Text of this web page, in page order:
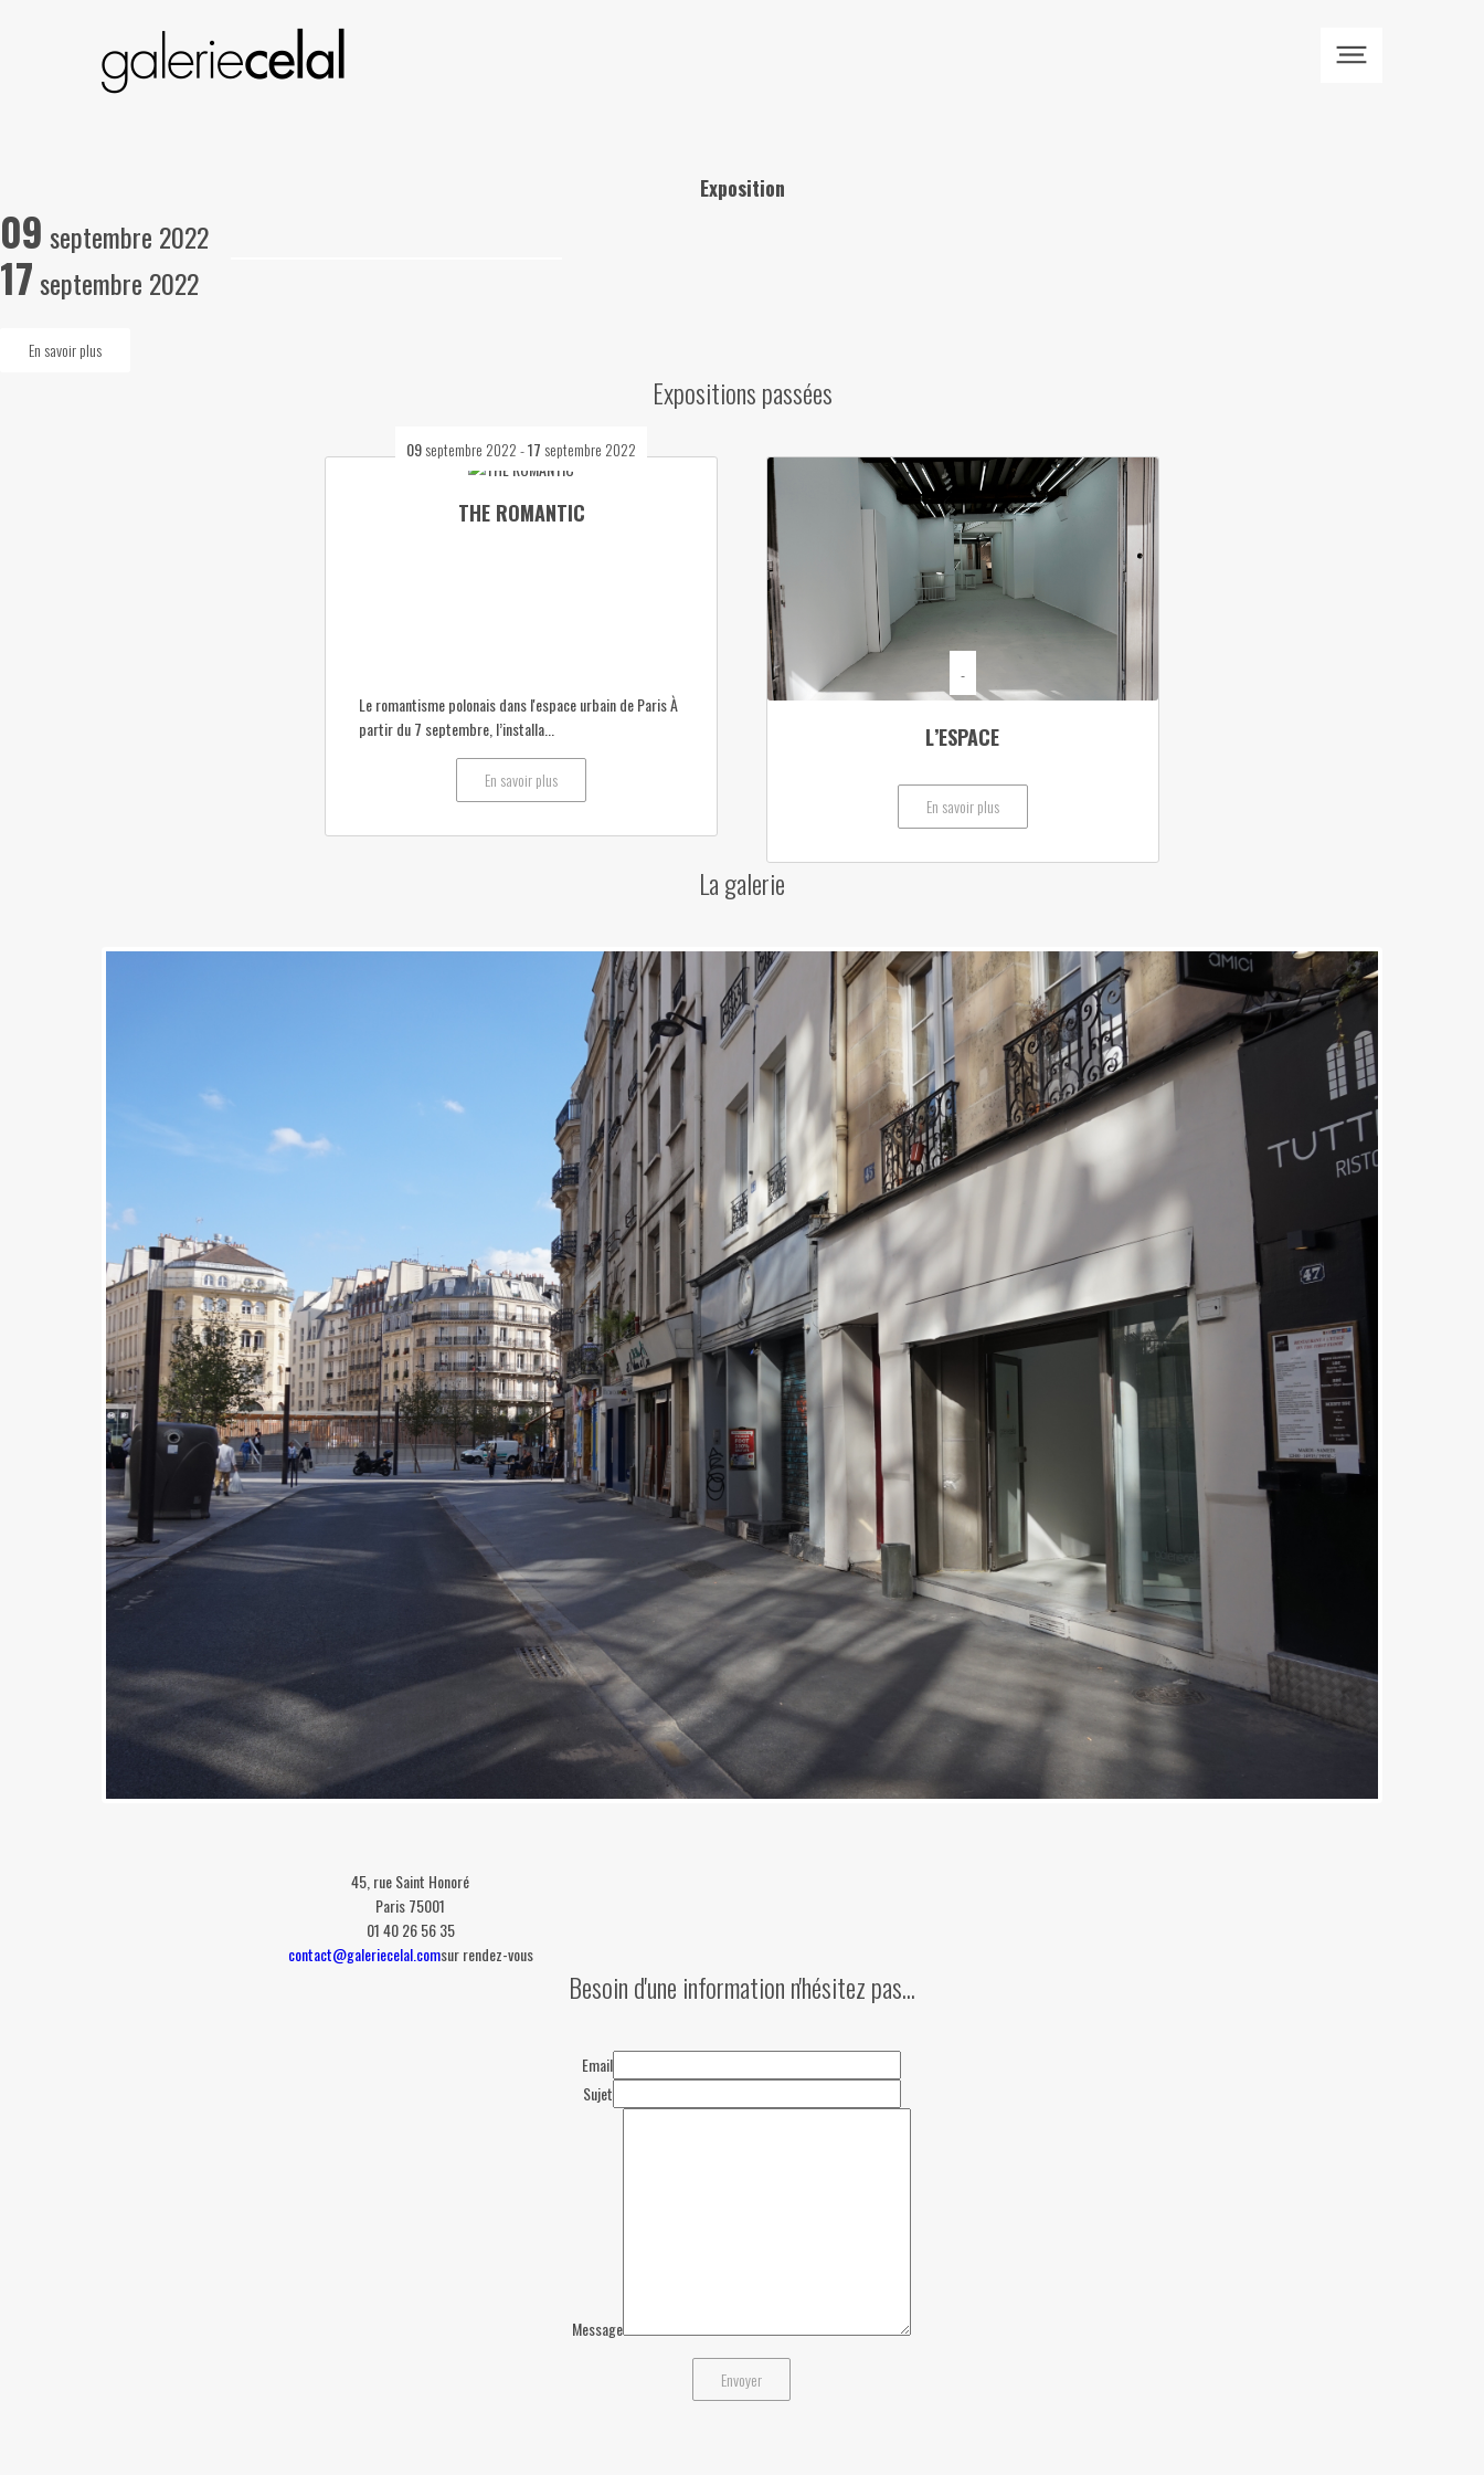
Exposition
09 septembre 2022
17septembre 2022
En savoir plus
Expositions passées
09septembre 2022-17 septembre 2022
THE ROMANTIC
Le romantisme polonais dans l'espace urbain de Paris À
partir du 7 septembre, l’installa...
En savoir plus
-
L’ESPACE
En savoir plus
La galerie
45, rue Saint Honoré
Paris 75001
01 40 26 56 35
contact@galeriecelal.comsur rendez-vous
Besoin d'une information n'hésitez pas...
Email
Sujet
Message